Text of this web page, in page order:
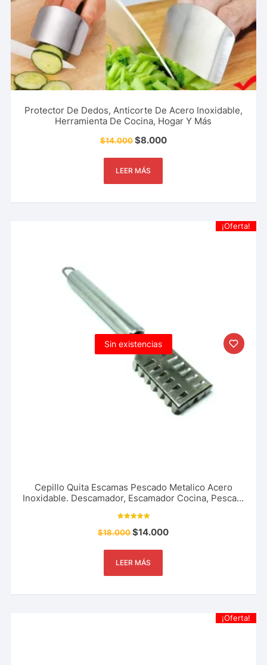
Protector De Dedos, Anticorte De Acero Inoxidable,
Herramienta De Cocina, Hogar Y Más
$14.000$8.000
LEER MÁS
Sin existencias
¡Oferta!
Cepillo Quita Escamas Pescado Metalico Acero
Inoxidable. Descamador, Escamador Cocina, Pesca y
5.00
de 5
$18.000$14.000
LEER MÁS
¡Oferta!